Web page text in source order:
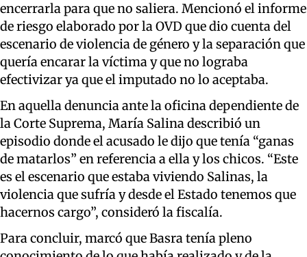
encerrarla para que no saliera. Mencionó el informe
de riesgo elaborado por la OVD que dio cuenta del
escenario de violencia de género y la separación que
quería encarar la víctima y que no lograba
efectivizar ya que el imputado no lo aceptaba.
En aquella denuncia ante la oficina dependiente de
la Corte Suprema, María Salina describió un
episodio donde el acusado le dijo que tenía “ganas
de matarlos” en referencia a ella y los chicos. “Este
es el escenario que estaba viviendo Salinas, la
violencia que sufría y desde el Estado tenemos que
hacernos cargo”, consideró la fiscalía.
Para concluir, marcó que Basra tenía pleno